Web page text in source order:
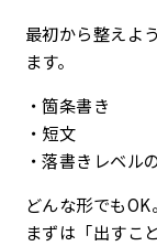
最初から整えよ
ます。
・箇条書き
・短文
・落書きレベル
どんな形でもOK。
まずは「出すこ